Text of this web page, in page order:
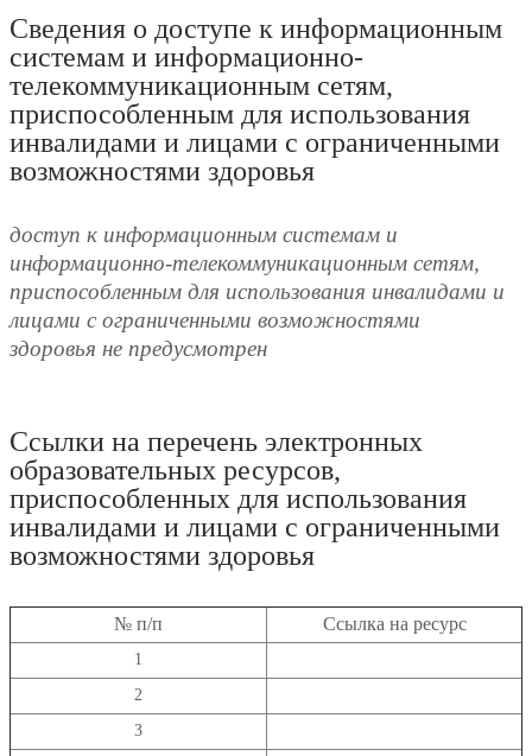
Сведения о доступе к информационным
системам и информационно-
телекоммуникационным сетям,
приспособленным для использования
инвалидами и лицами с ограниченными
возможностями здоровья
доступ к информационным системам и
информационно-телекоммуникационным сетям,
приспособленным для использования инвалидами и
лицами с ограниченными возможностями
здоровья не предусмотрен
Ссылки на перечень электронных
образовательных ресурсов,
приспособленных для использования
инвалидами и лицами с ограниченными
возможностями здоровья
№ п/п Ссылка на ресурс
1
2
3